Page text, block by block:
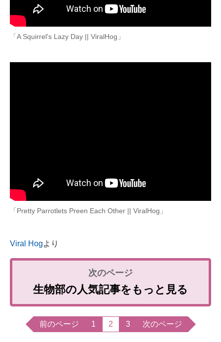
「A Squirrel's Lazy Day || ViralHog」
「Pretty Parrotlets Preen Each Other || ViralHog」
Viral Hogより
生物部の人気記事をもっと見る
前のページ 1 2 3 次のページ